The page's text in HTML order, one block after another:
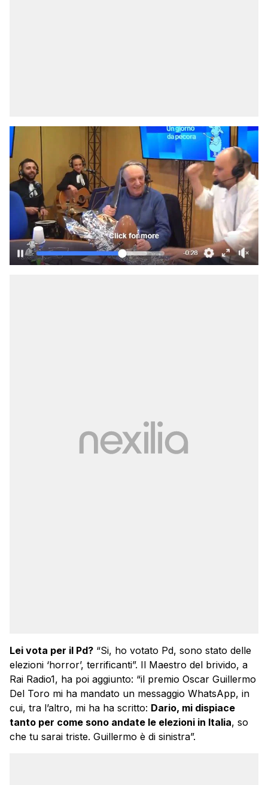
Lei vota per il Pd? “Si, ho votato Pd, sono stato delle
elezioni ‘horror’, terrificanti”. Il Maestro del brivido, a
Rai Radio1, ha poi aggiunto: “il premio Oscar Guillermo
Del Toro mi ha mandato un messaggio WhatsApp, in
cui, tra l’altro, mi ha ha scritto: Dario, mi dispiace
tanto per come sono andate le elezioni in Italia, so
che tu sarai triste. Guillermo è di sinistra”.